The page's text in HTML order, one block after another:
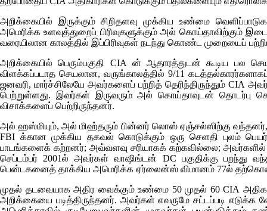
அறிக்கையில் இருக்கும் சிறிதளவு முக்கிய உண்மை
அமெரிக்க உளவுத்துறைப் பிரிவுகளுக்கும் அல் கொய்தாவிற்கும்
வரையிலான காலத்தில் இப்பிரிவுகள் நடந்து கொண்ட முறையைப்
அறிக்கையில் பெரும்பகுதி CIA ன் ஆதாரத்துடன் கூடிய பல
விளக்கப்படாத செயலான, வருங்காலத்தில் 9/11
ஜனவரி, மார்ச்சிலேயே அவர்களைப் பற்றித் தெரிந்திருந்தும் CIA
பெற்றுள்ளது. இவர்கள் இருவரும் அல் கொய்தாவுடன் தொடர்பு
விசாக்களைப் பெற்றிருந்தனர்.
அல் ஹஸ்மியும், அல் மிஹ்தரும் பின்னர் லொஸ் ஏஞ்சல்ஸிற்கு வந்தனர்,
FBI க்கான முக்கிய தகவல் கொடுக்கும் ஒரு செளதி புலம்
பாடங்களைக் கற்றனர்; அவ்வளவு சரியாகக் கற்கவில்லை; அவர்களில்
செப்டம்பர் 2001ல் அவர்கள் வாஷிங்டன் DC பகுதிக்கு பறந்து
பென்டகனைத் தாக்கிய அமெரிக்க ஏர்லைன்ஸ் விமானம் 77ல்
முதல் தடவையாக அதிர வைக்கும் உண்மை 50 முதல் 60CIA
அறிக்கையை படித்திருந்தனர். அவர்கள் எவருமே சட்டப்படி